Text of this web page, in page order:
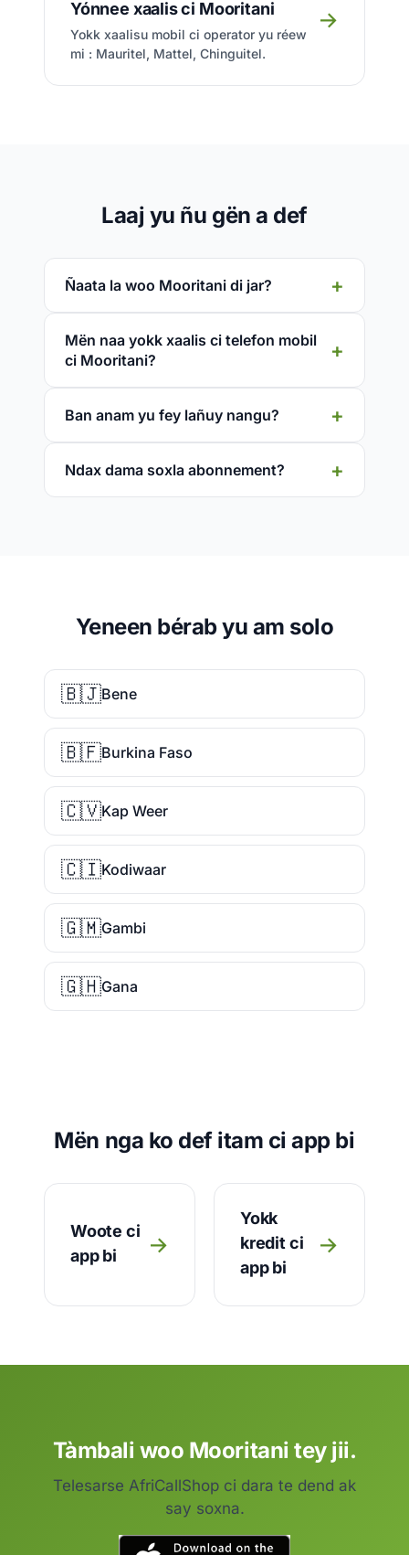
Yónnee xaalis ci Mooritani
Yokk xaalisu mobil ci operator yu réew
mi : Mauritel, Mattel, Chinguitel.
→
Laaj yu ñu gën a def
Ñaata la woo Mooritani di jar?
Mën naa yokk xaalis ci telefon mobil
ci Mooritani?
Ban anam yu fey lañuy nangu?
Ndax dama soxla abonnement?
Yeneen bérab yu am solo
🇧🇯Bene
🇧🇫Burkina Faso
🇨🇻Kap Weer
🇨🇮Kodiwaar
🇬🇲Gambi
🇬🇭Gana
Mën nga ko def itam ci app bi
Woote ci
app bi
→
Yokk
kredit ci
app bi
→
Tàmbali woo Mooritani tey jii.
Telesarse AfriCallShop ci dara te dend ak
say soxna.